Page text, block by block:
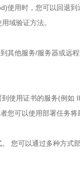
时，您可以回退到
域验证方法。
他服务/服务器或远
用证书的服务(例如
可以使用部署任务将
可以通过多种方式部